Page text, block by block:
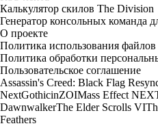
Калькулятор скилов The Division
Генератор консольных команда
О проекте
Политика использования файлов
Политика обработки
Пользовательское соглашение
Assassin's Creed: Black Flag
NextGothicinZOIMass Effect
DawnwalkerThe Elder Scrolls VI
Feathers